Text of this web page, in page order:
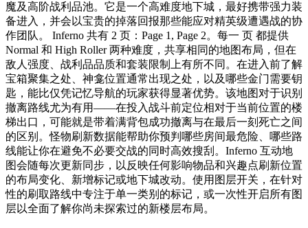
魔及高阶战利品池。它是一个高难度地下城，最好携带强力装
备进入，并会以宝贵的掉落回报那些能应对精英级遭遇战的协
作团队。 Inferno 共有 2 页：Page 1, Page 2。每一 页 都提供
Normal 和 High Roller 两种难度，共享相同的地图布局，但在
敌人强度、战利品品质和套装限制上有所不同。在进入前了解
宝箱聚集之处、神龛位置通常出现之处，以及哪些金门需要钥
匙，能比仅凭记忆导航的玩家获得显著优势。该地图对于识别
撤离路线尤为有用——在投入战斗前定位相对于当前位置的楼
梯出口，可能就是带着满背包成功撤离与在最后一刻死亡之间
的区别。怪物刷新数据能帮助你预判哪些房间最危险、哪些路
线能让你在避免不必要交战的同时高效搜刮。Inferno 互动地
图会随每次更新同步，以反映任何影响物品和兴趣点刷新位置
的布局变化、新增标记或地下城改动。使用图层开关，在针对
性的刷取路线中专注于单一类别的标记，或一次性开启所有图
层以全面了解你尚未探索过的新楼层布局。